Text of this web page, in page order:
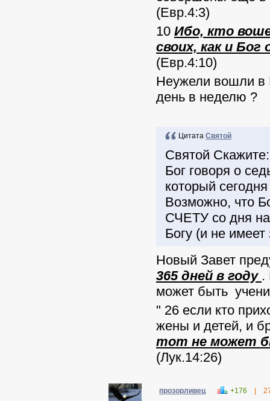
(Евр.4:3)
10 Ибо, кто
своих, как и Бог
(Евр.4:10)
Неужели вошли в
день в неделю ?
Цитата Святой
Святой
Бог говоря о
который
Возможно, что
СЧЕТУ со дня
Богу (и не имеет
Новый Завет
365 дней в году .
может быть
" 26 если кто
жены и детей, и
тот не может
(Лук.14:26)
прозорливец +176